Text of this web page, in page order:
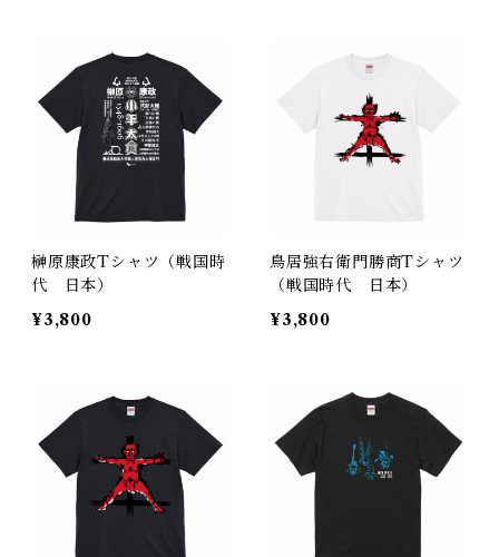
榊原康政Tシャツ（戦国時
代 日本）
¥3,800
鳥居強右衛門勝商Tシャツ
（戦国時代 日本）
¥3,800